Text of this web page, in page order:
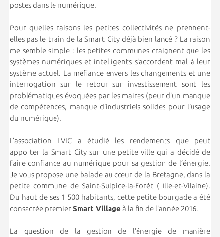
postes dans le numérique.
Pour quelles raisons les petites collectivités ne prennent-
elles pas le train de la Smart City déjà bien lancé ? La raison
me semble simple : les petites communes craignent que les
systèmes numériques et intelligents s’accordent mal à leur
système actuel. La méfiance envers les changements et une
interrogation sur le retour sur investissement sont les
problématiques évoquées par les maires (peur d’un manque
de compétences, manque d’industriels solides pour l’usage
du numérique).
L’association LVIC a étudié les rendements que peut
apporter la Smart City sur une petite ville qui a décidé de
faire confiance au numérique pour sa gestion de l’énergie.
Je vous propose une balade au cœur de la Bretagne, dans la
petite commune de Saint-Sulpice-la-Forêt ( Ille-et-Vilaine).
Du haut de ses 1 500 habitants, cette petite bourgade a été
consacrée premierSmart Village à la fin de l’année 2016.
La question de la gestion de l’énergie de manière